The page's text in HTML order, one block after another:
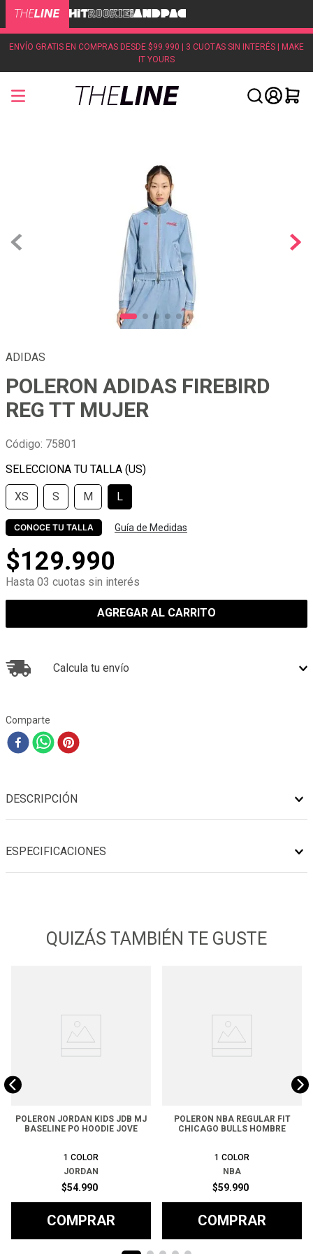
ENVÍO GRATIS EN COMPRAS DESDE $99.990 | 3 CUOTAS SIN INTERÉS | MAKE
IT YOURS
ADIDAS
POLERON ADIDAS FIREBIRD
REG TT MUJER
Código: 75801
XS S M L
CONOCE TU TALLA Guía de Medidas
$129.990
Hasta 03 cuotas sin interés
AGREGAR AL CARRITO
Calcula tu envío
Comparte
DESCRIPCIÓN
ESPECIFICACIONES
QUIZÁS TAMBIÉN TE GUSTE
POLERON JORDAN KIDS JDB MJ
BASELINE PO HOODIE JOVE
1 COLOR
JORDAN
$54.990
COMPRAR
POLERON NBA REGULAR FIT
CHICAGO BULLS HOMBRE
1 COLOR
NBA
$59.990
COMPRAR